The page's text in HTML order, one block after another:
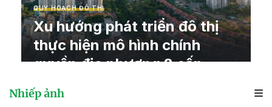
Nhiếp ảnh